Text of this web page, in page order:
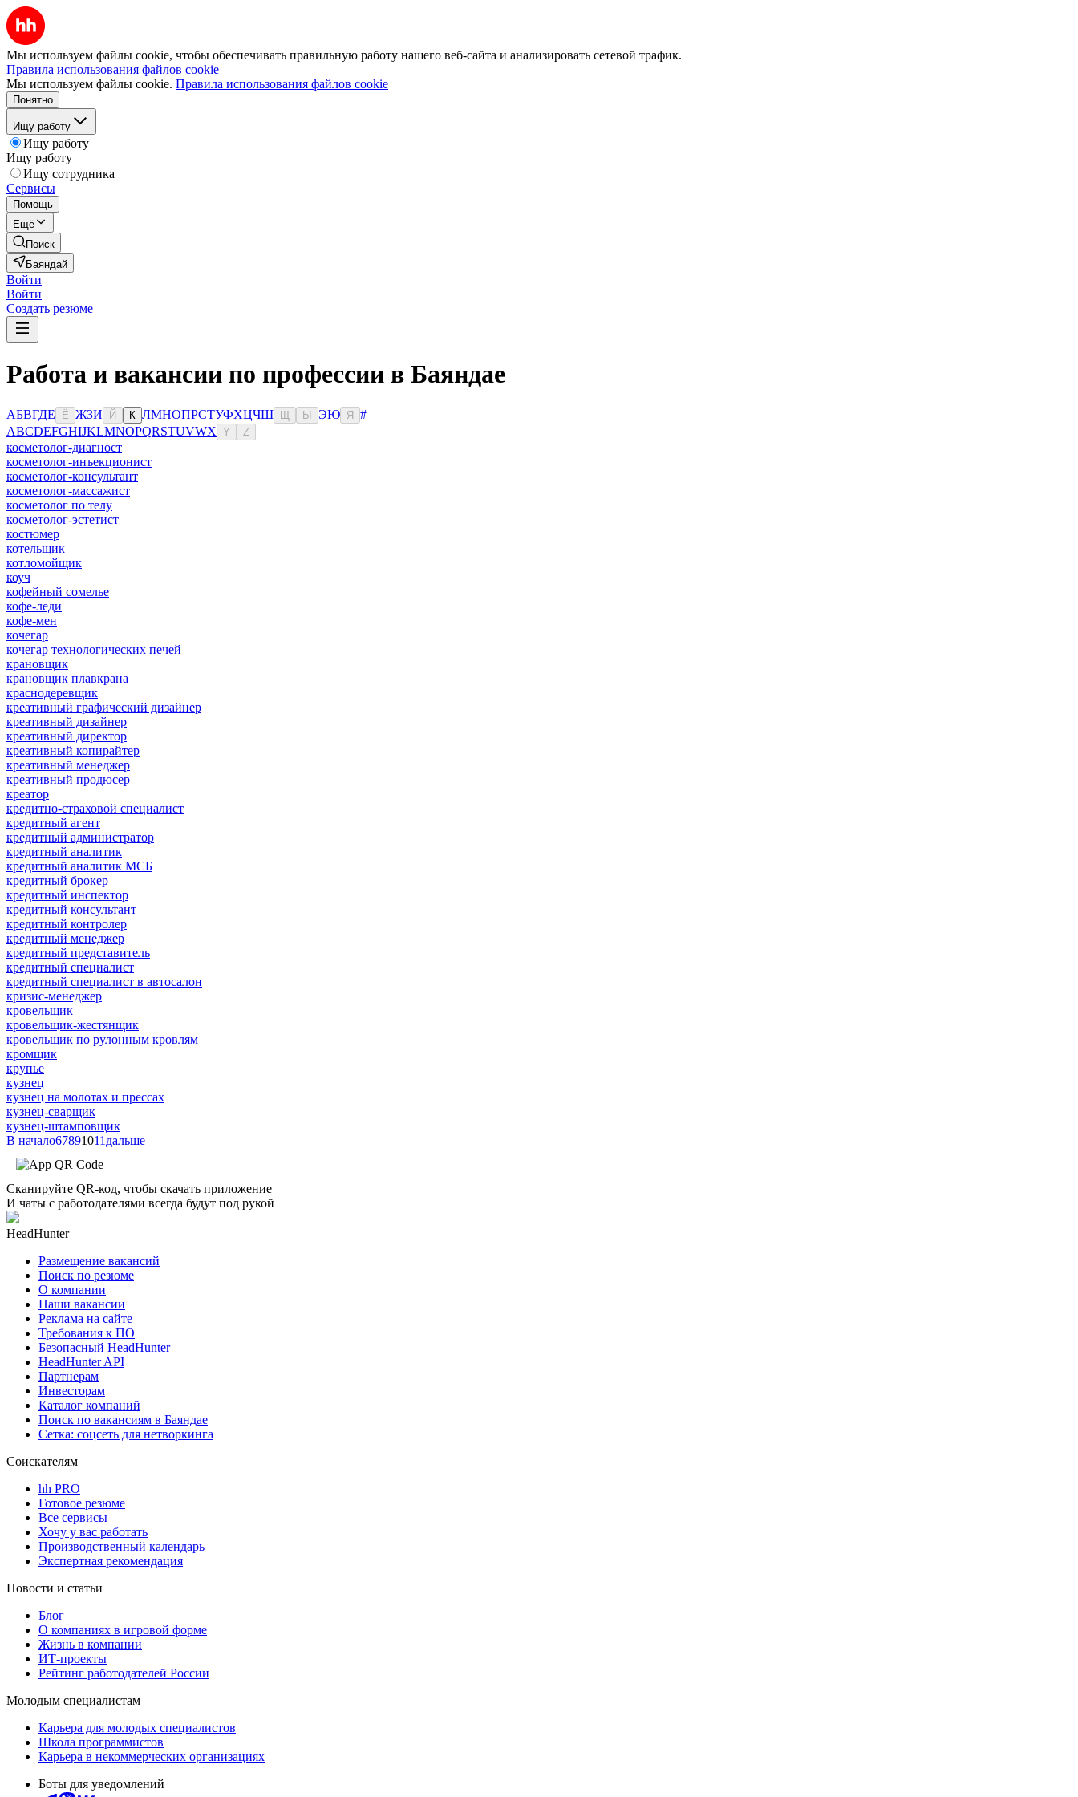
Мы используем файлы cookie, чтобы обеспечивать правильную работу нашего веб-сайта и анализировать сетевой трафик.
Правила использования файлов cookie
Мы используем файлы cookie. Правила использования файлов cookie
Понятно
Ищу работу
Ищу работу
Ищу работу
Ищу сотрудника
Сервисы
Помощь
Ещё
Поиск
Баяндай
Войти
Войти
Создать резюме
Работа и вакансии по профессии в Баяндае
АБВГДЕ Ё ЖЗИ Й К ЛМНОПРСТУФХЦЧШ Ы ЭЮ Я
#
ABCDEFGHIJKLMNOPQRSTUVWX Y Z
косметолог-диагност
косметолог-инъекционист
косметолог-консультант
косметолог-массажист
косметолог по телу
косметолог-эстетист
костюмер
котельщик
котломойщик
коуч
кофейный сомелье
кофе-леди
кофе-мен
кочегар
кочегар технологических печей
крановщик
крановщик плавкрана
краснодеревщик
креативный графический дизайнер
креативный дизайнер
креативный директор
креативный копирайтер
креативный менеджер
креативный продюсер
креатор
кредитно-страховой специалист
кредитный агент
кредитный администратор
кредитный аналитик
кредитный аналитик МСБ
кредитный брокер
кредитный инспектор
кредитный консультант
кредитный контролер
кредитный менеджер
кредитный представитель
кредитный специалист
кредитный специалист в автосалон
кризис-менеджер
кровельщик
кровельщик-жестянщик
кровельщик по рулонным кровлям
кромщик
крупье
кузнец
кузнец на молотах и прессах
кузнец-сварщик
кузнец-штамповщик
В начало67891011 дальше
Сканируйте QR-код, чтобы скачать приложение
И чаты с работодателями всегда будут под рукой
HeadHunter
Размещение вакансий
Поиск по резюме
О компании
Наши вакансии
Реклама на сайте
Требования к ПО
Безопасный HeadHunter
HeadHunter API
Партнерам
Инвесторам
Каталог компаний
Поиск по вакансиям в Баяндае
Сетка: соцсеть для нетворкинга
Соискателям
hh PRO
Готовое резюме
Все сервисы
Хочу у вас работать
Производственный календарь
Экспертная рекомендация
Новости и статьи
Блог
О компаниях в игровой форме
Жизнь в компании
ИТ-проекты
Рейтинг работодателей России
Молодым специалистам
Карьера для молодых специалистов
Школа программистов
Карьера в некоммерческих организациях
Боты для уведомлений